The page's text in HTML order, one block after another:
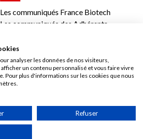
Pompidou 31130 Balma
Vasculaire, Métabolisme,
Les communiqués France Biotech
Les communiqués des Adhérents
à France Biotech
analyser les données de nos visiteurs,
un contenu personnalisé et vous faire vivre
Pour plus d'informations sur les cookies que nous
Refuser